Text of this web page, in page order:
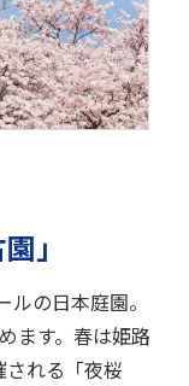
」
の日本庭園。
ます。春は姫路
れる「夜桜